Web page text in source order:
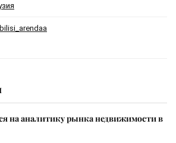
на аналитику рынка недвижимости в